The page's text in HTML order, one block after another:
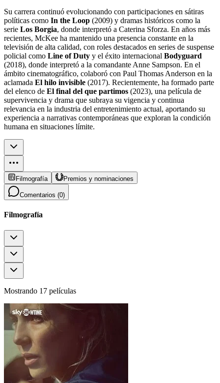
Su carrera continuó evolucionando con participaciones en sátiras
políticas como In the Loop (2009) y dramas históricos como la
serie Los Borgia, donde interpretó a Caterina Sforza. En años más
recientes, McKee ha mantenido una presencia constante en la
televisión de alta calidad, con roles destacados en series de suspense
policial como Line of Duty y el éxito internacional Bodyguard
(2018), donde interpretó a la comandante Anne Sampson. En el
ámbito cinematográfico, colaboró con Paul Thomas Anderson en la
aclamada El hilo invisible (2017). Recientemente, ha formado parte
del elenco de El final del que partimos (2023), una película de
supervivencia y drama que subraya su vigencia y continua
relevancia en la industria del entretenimiento actual, aportando su
experiencia a narrativas contemporáneas que exploran la condición
humana en situaciones límite.
Filmografía Premios y nominaciones
Comentarios (0)
Filmografía
Mostrando 17 películas